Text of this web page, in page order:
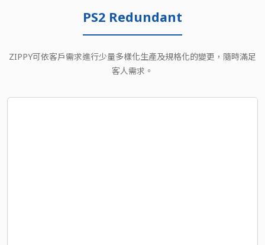
PS2 Redundant
ZIPPY可依客戶需求進行少量多樣化生產及規格化的變更，隨時滿足
客人需求。